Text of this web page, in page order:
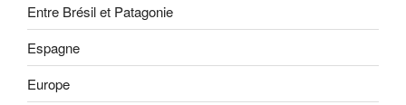
Entre Brésil et Patagonie
Espagne
Europe